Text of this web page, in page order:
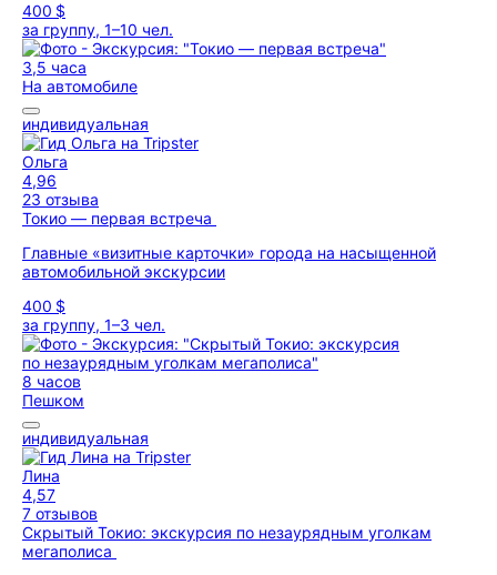
400 $
за группу, 1–10 чел.
3,5 часа
На автомобиле
индивидуальная
Ольга
4,96
23 отзыва
Токио — первая встреча
Главные «визитные карточки» города на насыщенной
автомобильной экскурсии
400 $
за группу, 1–3 чел.
8 часов
Пешком
индивидуальная
Лина
4,57
7 отзывов
Скрытый Токио: экскурсия по незаурядным уголкам
мегаполиса